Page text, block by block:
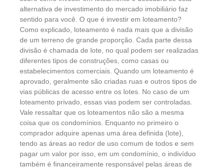
alternativa de investimento do mercado imobiliário faz
sentido para você. O que é investir em loteamento?
Como explicado, loteamento é nada mais que a divisão
de um terreno de grande proporção. Cada parte dessa
divisão é chamada de lote, no qual podem ser realizadas
diferentes tipos de construções, como casas ou
estabelecimentos comerciais. Quando um loteamento é
aprovado, geralmente são criadas ruas e outros tipos de
vias públicas de acesso entre os lotes. No caso de um
loteamento privado, essas vias podem ser controladas.
Vale ressaltar que os loteamentos não são a mesma
coisa que os condomínios. Enquanto no primeiro o
comprador adquire apenas uma área definida (lote),
tendo as áreas ao redor de uso comum de todos e sem
pagar um valor por isso, em um condomínio, o indivíduo
também é financeiramente responsável pelas áreas de